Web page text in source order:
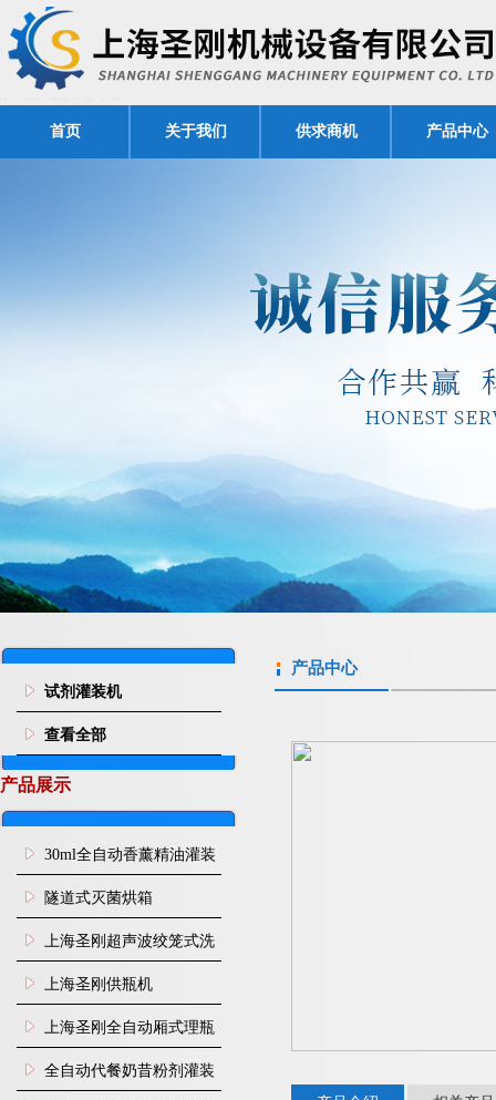
首页 关于我们 供求商机 产品中心
试剂灌装机
查看全部
产品展示
30ml全自动香薰精油灌装
旋盖机
隧道式灭菌烘箱
上海圣刚超声波绞笼式洗
瓶机
上海圣刚供瓶机
上海圣刚全自动厢式理瓶
机
全自动代餐奶昔粉剂灌装
产品中心